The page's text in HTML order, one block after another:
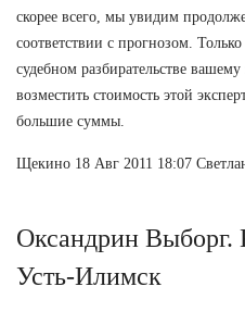
скорее всего, мы увидим
соответствии с прогнозом.
судебном разбирательстве
возместить стоимость этой
большие суммы.
Щекино 18 Авг 2011 18:07
Оксандрин Выборг.
Усть-Илимск